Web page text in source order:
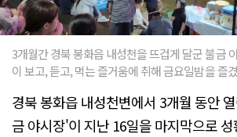
3개월간 경북 봉화읍 내성천을 뜨겁게 달군 불금
이 보고, 듣고, 먹는 즐거움에 취해 금요일밤을 즐
경북 봉화읍 내성천변에서 3개월 동안
금 야시장'이 지난 16일을 마지막으로